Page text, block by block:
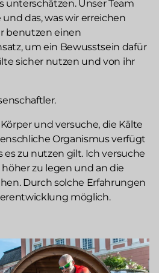
unterschätzen. Unser Team
das, was wir erreichen
benutzen einen
um ein Bewusstsein dafür
sicher nutzen und von ihr
und versuche, die Kälte
Organismus verfügt
es zu nutzen gilt. Ich versuche
zu legen und an die
Durch solche Erfahrungen
möglich.